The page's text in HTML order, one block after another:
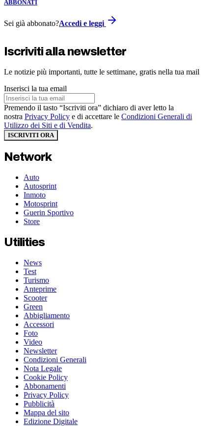
ABBONATI
Sei già abbonato?Accedi e leggi
Iscriviti alla newsletter
Le notizie più importanti, tutte le settimane, gratis nella tua mail
Inserisci la tua email
Premendo il tasto “Iscriviti ora” dichiaro di aver letto la
nostra Privacy Policy e di accettare le Condizioni Generali di
Utilizzo dei Siti e di Vendita.
ISCRIVITI ORA
Network
Auto
Autosprint
Inmoto
Motosprint
Guerin Sportivo
Store
Utilities
News
Test
Turismo
Anteprime
Scooter
Green
Abbigliamento
Accessori
Foto
Video
Newsletter
Condizioni Generali
Nota Legale
Cookie Policy
Abbonamenti
Privacy Policy
Pubblicità
Mappa del sito
Edizione Digitale